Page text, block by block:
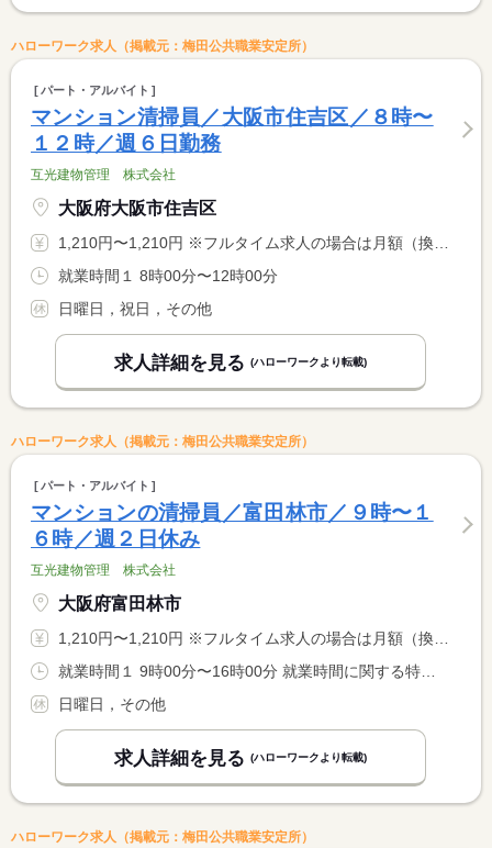
ハローワーク求人（掲載元：梅田公共職業安定所）
パート・アルバイト
マンション清掃員／大阪市住吉区／８時〜
１２時／週６日勤務
互光建物管理 株式会社
大阪府大阪市住吉区
1,210円〜1,210円 ※フルタイム求人の場合は月額（換算額）、パート求人の場合は時間額を表示しています。
就業時間１ 8時00分〜12時00分
日曜日，祝日，その他
求人詳細を見る (ハローワークより転載)
ハローワーク求人（掲載元：梅田公共職業安定所）
パート・アルバイト
マンションの清掃員／富田林市／９時〜１
６時／週２日休み
互光建物管理 株式会社
大阪府富田林市
1,210円〜1,210円 ※フルタイム求人の場合は月額（換算額）、パート求人の場合は時間額を表示しています。
日曜日，その他
求人詳細を見る (ハローワークより転載)
ハローワーク求人（掲載元：梅田公共職業安定所）